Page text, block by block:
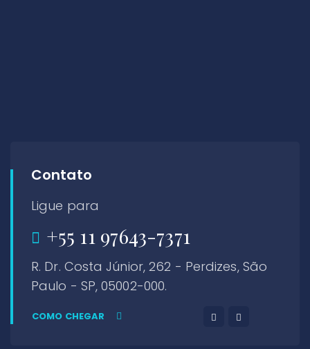
Contato
Ligue para
+55 11 97643-7371
R. Dr. Costa Júnior, 262 - Perdizes, São
Paulo - SP, 05002-000.
COMO CHEGAR